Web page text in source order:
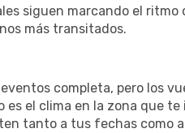
siguen marcando el
más transitados.
completa, pero los
el clima en la zona que
tanto a tus fechas como